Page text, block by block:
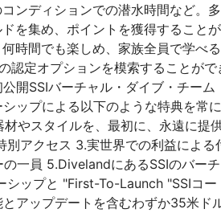
ンディションでの潜水時間など。
を集め、ポイントを獲得すること
時間でも楽しめ、家族全員で学べ
認定オプションを模索することがで
開SSIバーチャル・ダイブ・チーム
ップによる以下のような特典を常に
やスタイルを、最初に、永遠に提
別アクセス 3.実世界での利益による
一員 5.DivelandにあるSSIのバー
シップと "First-To-Launch "SSIコー
アップデートを含むわずか35米ド